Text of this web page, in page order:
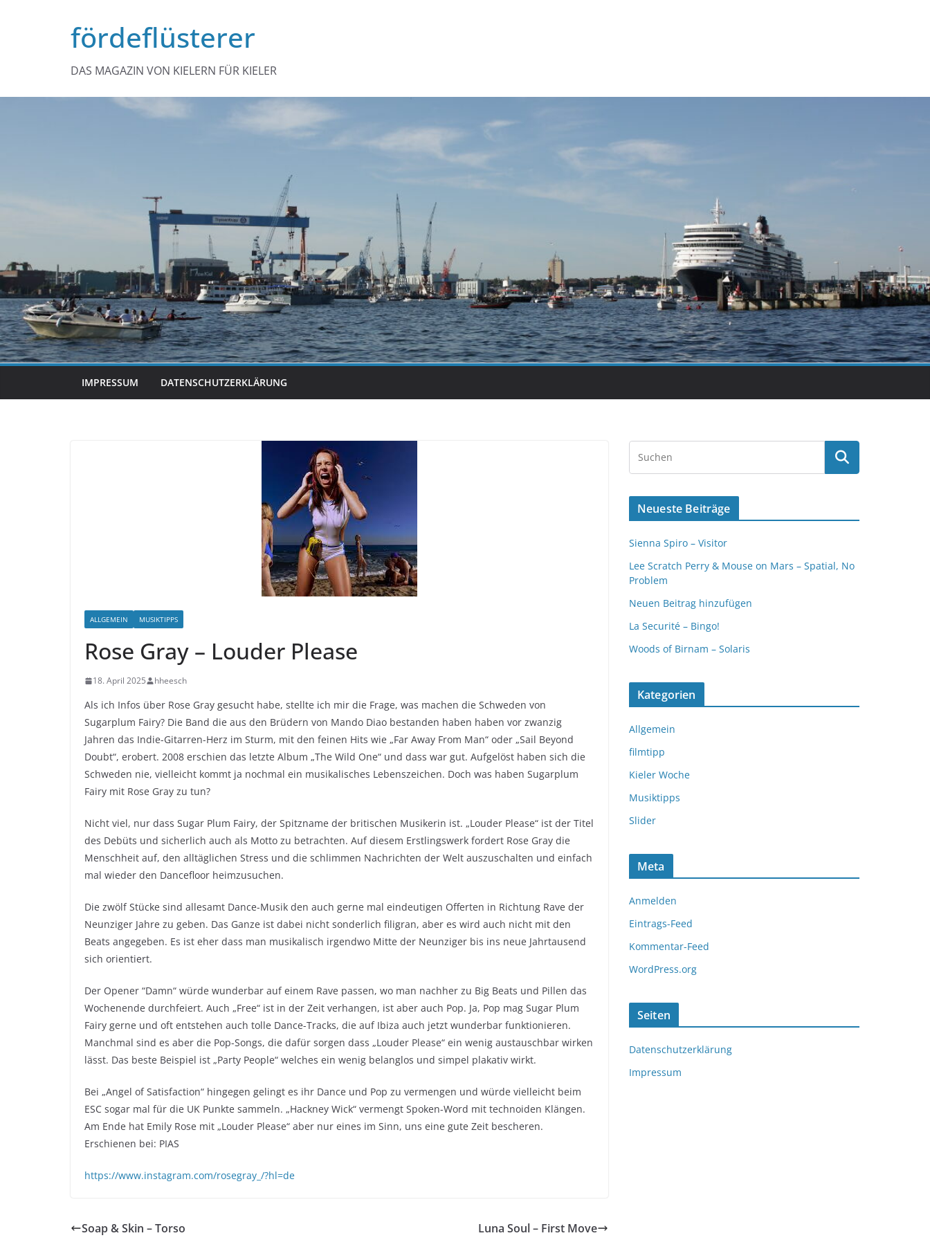
fördeflüsterer
DAS MAGAZIN VON KIELERN FÜR KIELER
IMPRESSUM DATENSCHUTZERKLÄRUNG
ALLGEMEIN MUSIKTIPPS
Rose Gray – Louder Please
18. April 2025 hheesch
Als ich Infos über Rose Gray gesucht habe, stellte ich mir die Frage, was machen die Schweden von
Sugarplum Fairy? Die Band die aus den Brüdern von Mando Diao bestanden haben haben vor zwanzig
Jahren das Indie-Gitarren-Herz im Sturm, mit den feinen Hits wie „Far Away From Man“ oder „Sail Beyond
Doubt“, erobert. 2008 erschien das letzte Album „The Wild One“ und dass war gut. Aufgelöst haben sich die
Schweden nie, vielleicht kommt ja nochmal ein musikalisches Lebenszeichen. Doch was haben Sugarplum
Fairy mit Rose Gray zu tun?
Nicht viel, nur dass Sugar Plum Fairy, der Spitzname der britischen Musikerin ist. „Louder Please“ ist der Titel
des Debüts und sicherlich auch als Motto zu betrachten. Auf diesem Erstlingswerk fordert Rose Gray die
Menschheit auf, den alltäglichen Stress und die schlimmen Nachrichten der Welt auszuschalten und einfach
mal wieder den Dancefloor heimzusuchen.
Die zwölf Stücke sind allesamt Dance-Musik den auch gerne mal eindeutigen Offerten in Richtung Rave der
Neunziger Jahre zu geben. Das Ganze ist dabei nicht sonderlich filigran, aber es wird auch nicht mit den
Beats angegeben. Es ist eher dass man musikalisch irgendwo Mitte der Neunziger bis ins neue Jahrtausend
sich orientiert.
Der Opener “Damn“ würde wunderbar auf einem Rave passen, wo man nachher zu Big Beats und Pillen das
Wochenende durchfeiert. Auch „Free“ ist in der Zeit verhangen, ist aber auch Pop. Ja, Pop mag Sugar Plum
Fairy gerne und oft entstehen auch tolle Dance-Tracks, die auf Ibiza auch jetzt wunderbar funktionieren.
Manchmal sind es aber die Pop-Songs, die dafür sorgen dass „Louder Please“ ein wenig austauschbar wirken
lässt. Das beste Beispiel ist „Party People“ welches ein wenig belanglos und simpel plakativ wirkt.
Bei „Angel of Satisfaction“ hingegen gelingt es ihr Dance und Pop zu vermengen und würde vielleicht beim
ESC sogar mal für die UK Punkte sammeln. „Hackney Wick“ vermengt Spoken-Word mit technoiden Klängen.
Am Ende hat Emily Rose mit „Louder Please“ aber nur eines im Sinn, uns eine gute Zeit bescheren.
Erschienen bei: PIAS
https://www.instagram.com/rosegray_/?hl=de
Soap & Skin – Torso Luna Soul – First Move
Neueste Beiträge
Sienna Spiro – Visitor
Lee Scratch Perry & Mouse on Mars – Spatial, No
Problem
Neuen Beitrag hinzufügen
La Securité – Bingo!
Woods of Birnam – Solaris
Kategorien
Allgemein
filmtipp
Kieler Woche
Musiktipps
Slider
Meta
Anmelden
Eintrags-Feed
Kommentar-Feed
WordPress.org
Seiten
Datenschutzerklärung
Impressum